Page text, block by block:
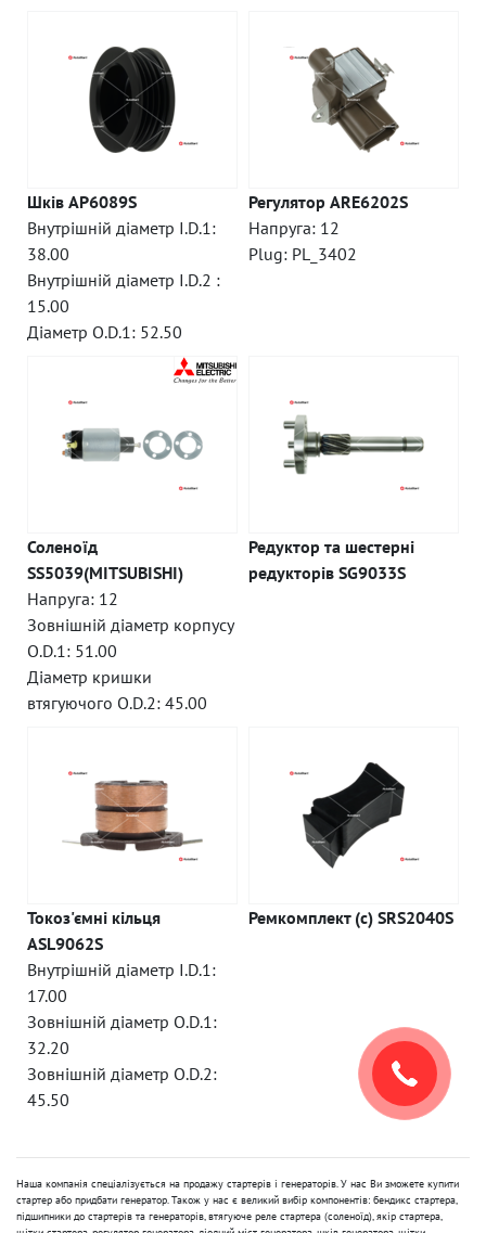
Шків AP6089S
Внутрішній діаметр I.D.1:
38.00
Внутрішній діаметр I.D.2 :
15.00
Діаметр O.D.1: 52.50
Регулятор ARE6202S
Напруга: 12
Plug: PL_3402
Соленоїд
SS5039(MITSUBISHI)
Напруга: 12
Зовнішній діаметр корпусу
O.D.1: 51.00
Діаметр кришки
втягуючого O.D.2: 45.00
Редуктор та шестерні
редукторів SG9033S
Токоз'ємні кільця
ASL9062S
Внутрішній діаметр I.D.1:
17.00
Зовнішній діаметр O.D.1:
32.20
Зовнішній діаметр O.D.2:
45.50
Ремкомплект (c) SRS2040S
Наша компанія спеціалізується на продажу стартерів і генераторів. У нас Ви зможете купити
стартер або придбати генератор. Також у нас є великий вибір компонентів: бендикс стартера,
підшипники до стартерів та генераторів, втягуюче реле стартера (соленоїд), якір стартера,